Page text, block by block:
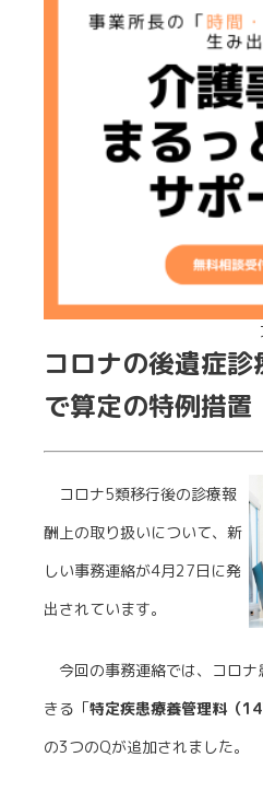
コロナの後遺症
で算定の特例措置
コロナ5類移行後の診療報
酬上の取り扱いについて、新
しい事務連絡が4月27日に発
出されています。
今回の事務連絡では、コロナ
きる「特定疾患療養管理料（
の3つのQが追加されました。